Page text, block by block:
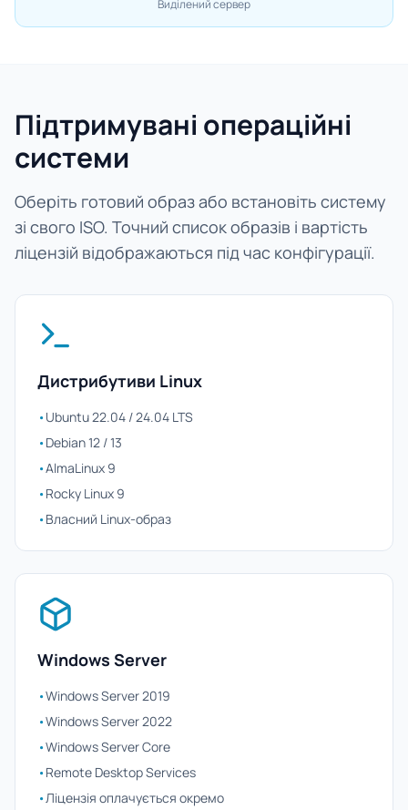
Виділений сервер
Підтримувані операційні
системи
Оберіть готовий образ або встановіть систему
зі свого ISO. Точний список образів і вартість
ліцензій відображаються під час конфігурації.
Дистрибутиви Linux
•Ubuntu 22.04 / 24.04 LTS
•Debian 12 / 13
•AlmaLinux 9
•Rocky Linux 9
•Власний Linux-образ
Windows Server
•Windows Server 2019
•Windows Server 2022
•Windows Server Core
•Remote Desktop Services
•Ліцензія оплачується окремо